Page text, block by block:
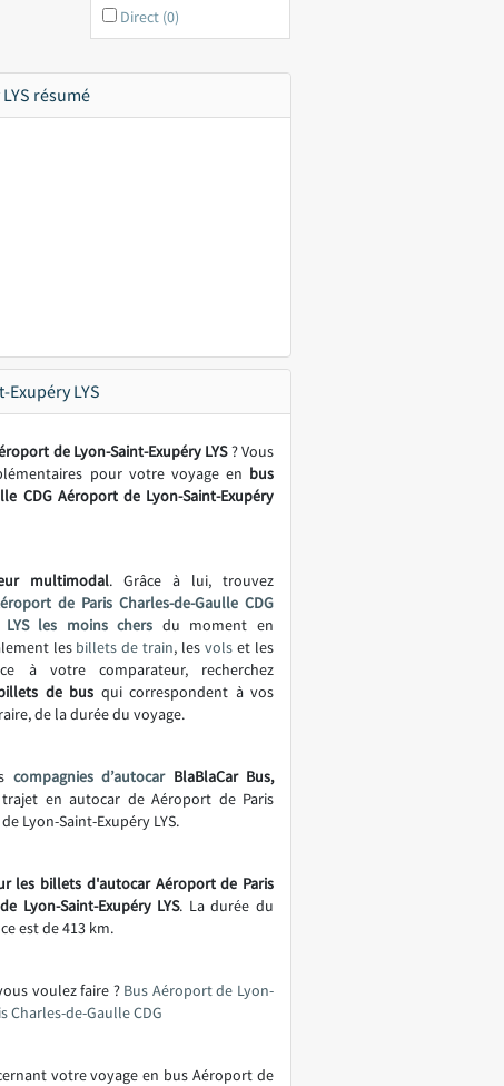
Direct (0)
résumé
LYS
de Lyon-Saint-Exupéry LYS? Vous
pour votre voyage en bus
CDG Aéroport de Lyon-Saint-Exupéry
multimodal. Grâce à lui, trouvez
de Paris Charles-de-Gaulle CDG
les moins chers du moment en
les billets de train, lesvols et les
à votre comparateur, recherchez
de bus qui correspondent à vos
de la durée du voyage.
compagnies d’autocarBlaBlaCar Bus,
en autocar de Aéroport de Paris
Lyon-Saint-Exupéry LYS.
les billets d'autocar Aéroport de Paris
Lyon-Saint-Exupéry LYS. La durée du
est de 413 km.
voulez faire ? Bus Aéroport de Lyon-
Charles-de-Gaulle CDG
votre voyage en bus Aéroport de